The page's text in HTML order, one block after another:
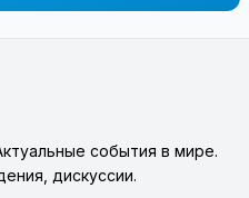
события в мире.
дискуссии.